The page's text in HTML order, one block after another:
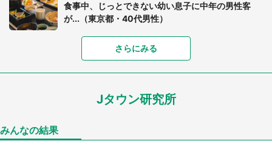
食事中、じっとできない幼い息子に中年の男性客
が...（東京都・40代男性）
「富豪すぎ」1歳息子の〝店頭駄々こね〟の内容に1.
7万人驚がく 「お菓子売り場ならまだしも...」「ハ
ードル高い」
あまりにも四角すぎる猫、激写される 「これもう
さらにみる
Jタウン研究所
みんなの結果